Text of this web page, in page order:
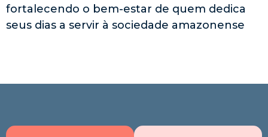
fortalecendo o bem-estar de quem dedica
seus dias a servir à sociedade amazonense